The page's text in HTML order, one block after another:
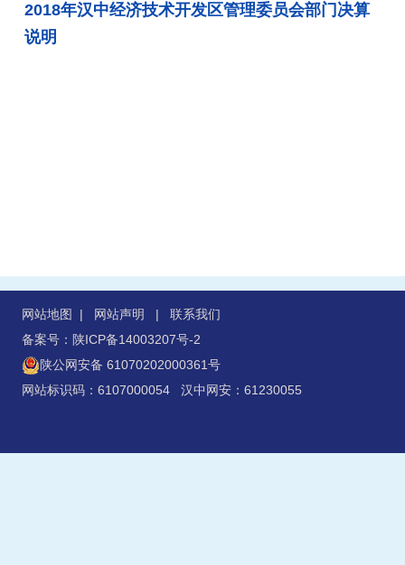
2018年汉中经济技术开发区管理委员会部门决算
说明
网站地图 | 网站声明 | 联系我们
备案号：陕ICP备14003207号-2
陕公网安备 61070202000361号
网站标识码：6107000054 汉中网安：61230055